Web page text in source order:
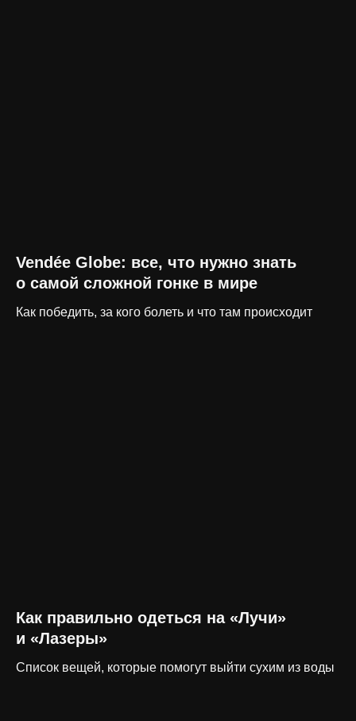
Vendée Globe: все, что нужно знать
о самой сложной гонке в мире
Как победить, за кого болеть и что там происходит
Как правильно одеться на «Лучи»
и «Лазеры»
Список вещей, которые помогут выйти сухим из воды